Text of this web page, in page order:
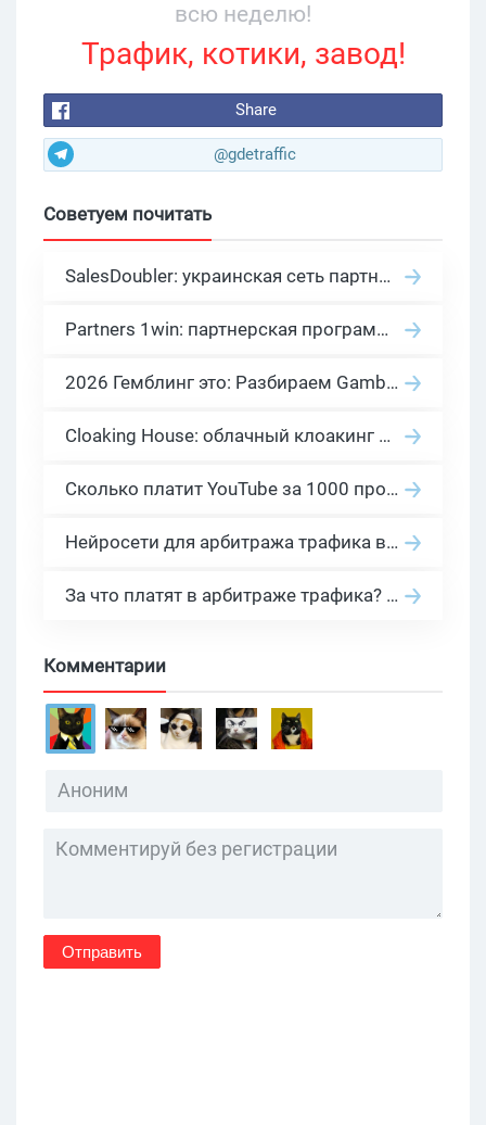
всю неделю!
Трафик, котики, завод!
Share
@gdetraffic
Советуем почитать
SalesDoubler: украинская сеть партнерских программ с оплатой за действие
Partners 1win: партнерская программа казино в нише гемблинг арбитраж
2026 Гемблинг это: Разбираем Gambling вертикаль, и все что связано с гемблинг и беттинг офферами
Cloaking House: облачный клоакинг для фильтрации ботов FB и Google Ads — гайд PHP-интеграции 2026
Сколько платит YouTube за 1000 просмотров в 2026: реальные цифры от 0.5 до 36 USD по ГЕО
Нейросети для арбитража трафика в 2026: инструменты, кейсы и AI-медиабайеры
За что платят в арбитраже трафика? 30 моделей оплаты в бурж и СНГ партнерках
Комментарии
Отправить